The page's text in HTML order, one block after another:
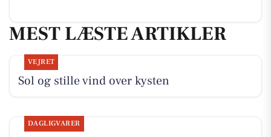
MEST LÆSTE ARTIKLER
VEJRET
Sol og stille vind over kysten
DAGLIGVARER